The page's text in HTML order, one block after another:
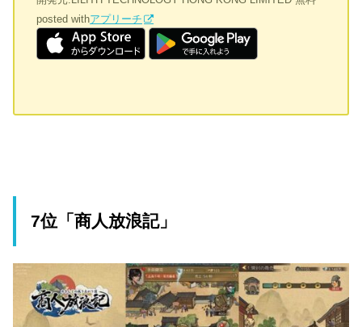
posted withアプリーチ
7位「商人放浪記」